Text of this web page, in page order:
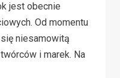
jest obecnie
Od momentu
się niesamowitą
i marek. Na